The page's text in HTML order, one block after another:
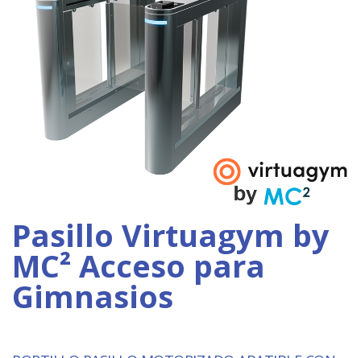
Pasillo Virtuagym by
MC² Acceso para
Gimnasios